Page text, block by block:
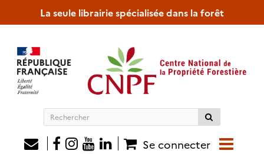
La seule librairie spécialisée dans la forêt
Rechercher
siteSe connecter